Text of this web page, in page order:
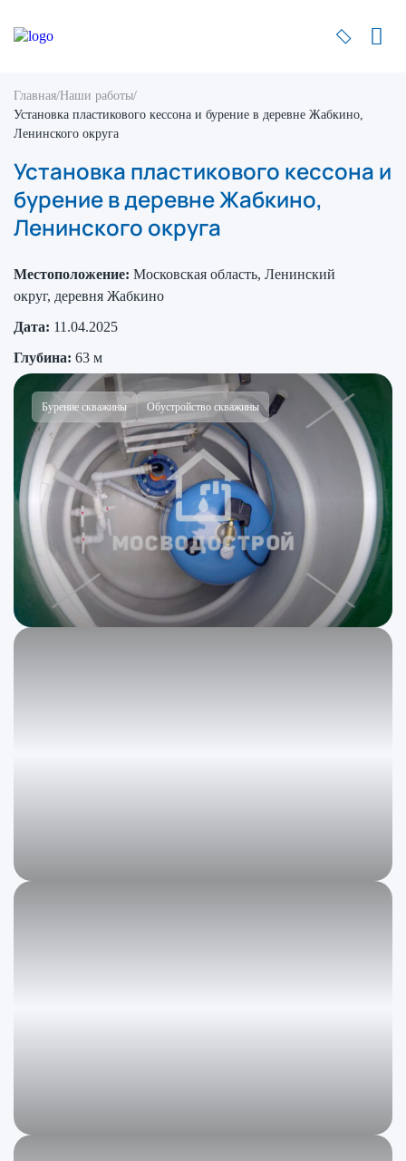
Главная/Наши работы/
Установка пластикового кессона и бурение в деревне Жабкино,
Ленинского округа
Установка пластикового кессона и
бурение в деревне Жабкино,
Ленинского округа
Местоположение: Московская область, Ленинский
округ, деревня Жабкино
Дата: 11.04.2025
Глубина: 63 м
Бурение скважины Обустройство скважины